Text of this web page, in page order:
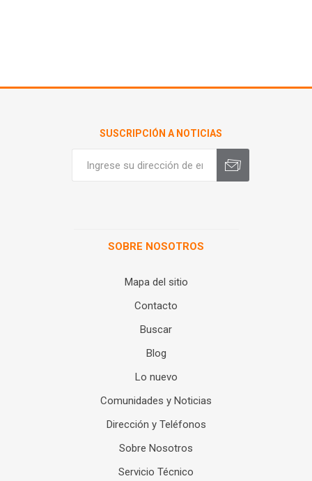
SUSCRIPCIÓN A NOTICIAS
SOBRE NOSOTROS
Mapa del sitio
Contacto
Buscar
Blog
Lo nuevo
Comunidades y Noticias
Dirección y Teléfonos
Sobre Nosotros
Servicio Técnico